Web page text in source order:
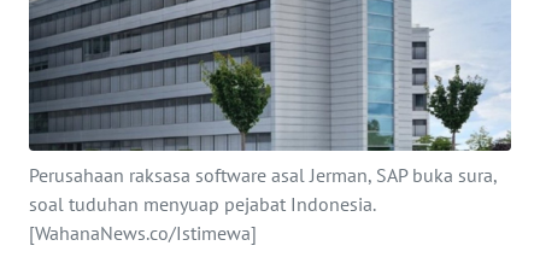
Perusahaan raksasa software asal Jerman, SAP buka sura,
soal tuduhan menyuap pejabat Indonesia.
[WahanaNews.co/Istimewa]
KESEHATAN
INTERNASIONAL
SERBA-SERBI